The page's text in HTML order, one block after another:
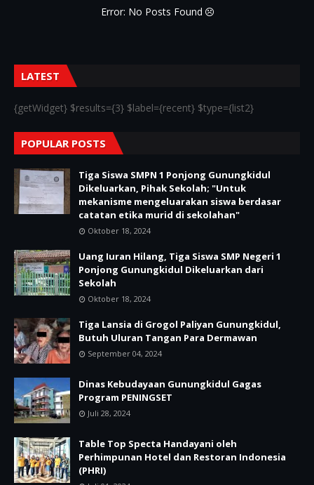
Error: No Posts Found
LATEST
{getWidget} $results={3} $label={recent} $type={list2}
POPULAR POSTS
Tiga Siswa SMPN 1 Ponjong Gunungkidul
Dikeluarkan, Pihak Sekolah; "Untuk
mekanisme mengeluarakan siswa berdasar
catatan etika murid di sekolahan"
Oktober 18, 2024
Uang Iuran Hilang, Tiga Siswa SMP Negeri 1
Ponjong Gunungkidul Dikeluarkan dari
Sekolah
Oktober 18, 2024
Tiga Lansia di Grogol Paliyan Gunungkidul,
Butuh Uluran Tangan Para Dermawan
September 04, 2024
Dinas Kebudayaan Gunungkidul Gagas
Program PENINGSET
Juli 28, 2024
Table Top Specta Handayani oleh
Perhimpunan Hotel dan Restoran Indonesia
(PHRI)